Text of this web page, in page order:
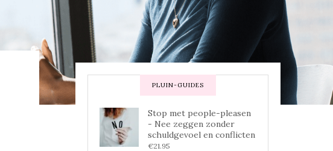
PLUIN-GUIDES
Stop met people-pleasen
- Nee zeggen zonder
schuldgevoel en conflicten
€21.95